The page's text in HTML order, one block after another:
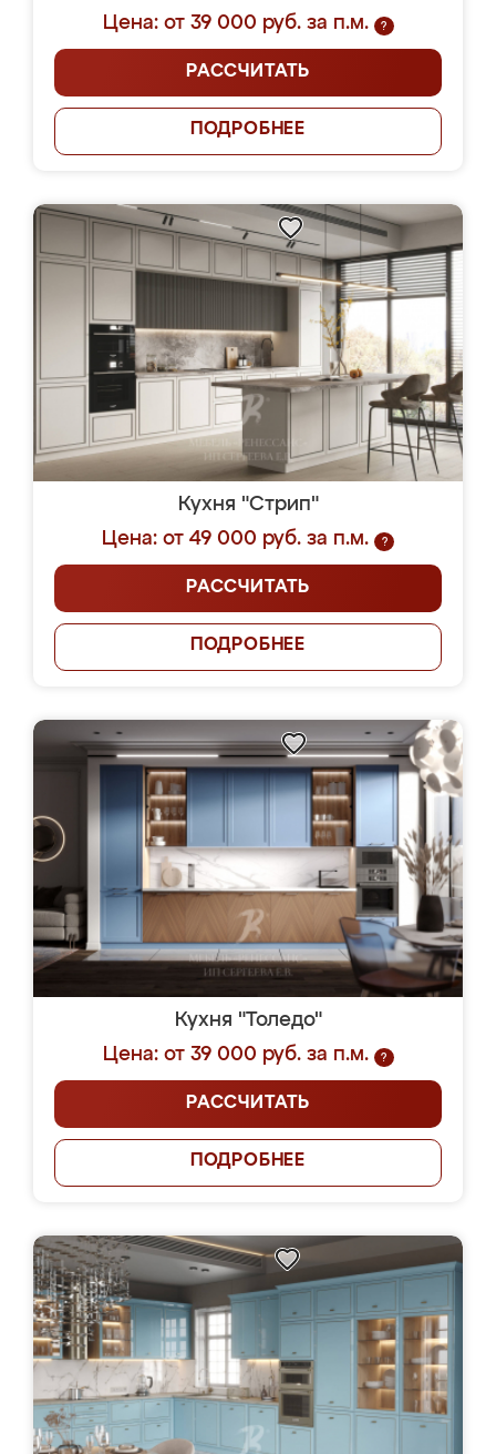
Цена: от 39 000 руб. за п.м.
?
РАССЧИТАТЬ
ПОДРОБНЕЕ
Кухня "Стрип"
Цена: от 49 000 руб. за п.м.
?
РАССЧИТАТЬ
ПОДРОБНЕЕ
Кухня "Толедо"
Цена: от 39 000 руб. за п.м.
?
РАССЧИТАТЬ
ПОДРОБНЕЕ